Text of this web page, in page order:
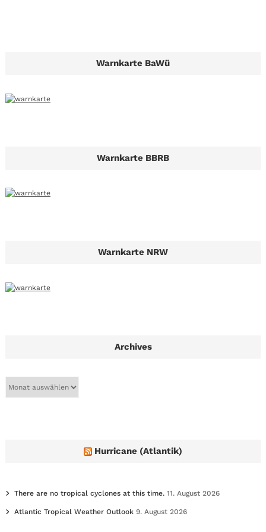
Warnkarte BaWü
Warnkarte BBRB
Warnkarte NRW
Archives
Hurricane (Atlantik)
There are no tropical cyclones at this time. 11. August 2026
Atlantic Tropical Weather Outlook 9. August 2026